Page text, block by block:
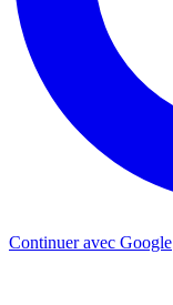
Continuer avec Google